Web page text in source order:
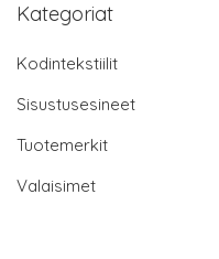
Kategoriat
Kodintekstiilit
Sisustusesineet
Tuotemerkit
Valaisimet